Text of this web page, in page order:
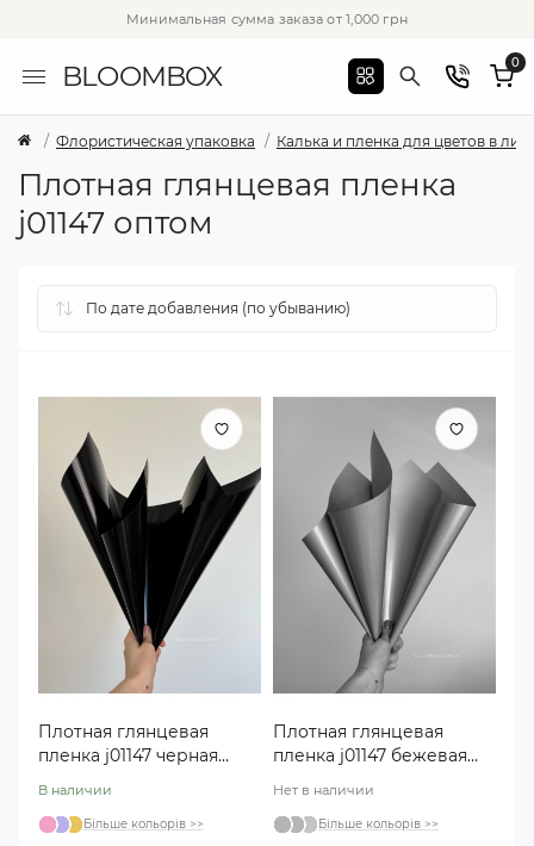
Минимальная сумма заказа от 1,000 грн
BLOOMBOX 0
Флористическая упаковка Калька и пленка для цветов в
Плотная глянцевая пленка
j01147 оптом
Плотная глянцевая
пленка j01147 черная
В наличии
Більше кольорів >>
Плотная глянцевая
пленка j01147 бежевая
Нет в наличии
Більше кольорів >>